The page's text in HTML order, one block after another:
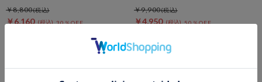
￥6,160 30％OFF
￥8,800
￥4,950 50％OFF
￥9,900